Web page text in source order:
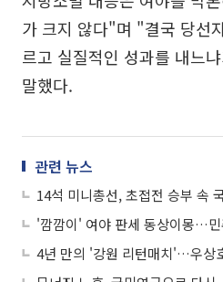
가 크지 않다"며 "결국 당선
르고 실질적인 성과를 내느
말했다.
관련 뉴스
14석 미니총선, 초접전 승부 속